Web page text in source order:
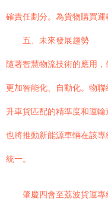
確責任劃分。為貨物購買運
五、未來發展趨勢
隨著智慧物流技術的應用
更加智能化、自動化。物
升車貨匹配的精準度和運輸
也將推動新能源車輛在該
統一。
肇慶四會至荔波貨運